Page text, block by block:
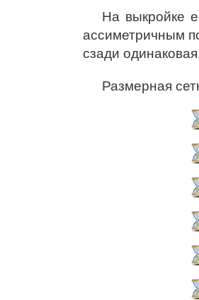
На выкройке
ассиметричным
сзади
Размерная